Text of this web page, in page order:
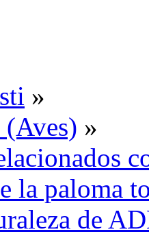
»
»
la paloma
de